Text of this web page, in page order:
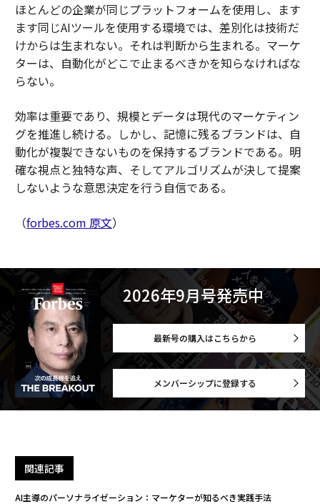
ほとんどの企業が同じプラットフォームを使用し、ます
ます同じAIツールを使用する環境では、差別化は技術だ
けからは生まれない。それは判断から生まれる。マーケ
ターは、自動化がどこで止まるべきかを知らなければな
らない。
効率は重要であり、規模とデータは現代のマーケティン
グを推進し続ける。しかし、記憶に残るブランドは、自
動化が複製できないものを保持するブランドである。明
確な視点と独特な声、そしてアルゴリズムが決して提案
しないような意思決定を行う自信である。
（forbes.com 原文）
2026年9月号発売中
最新号の購入はこちらから
メンバーシップに登録する
関連記事
AI主導のパーソナライゼーション：マーケターが知るべき実践手法